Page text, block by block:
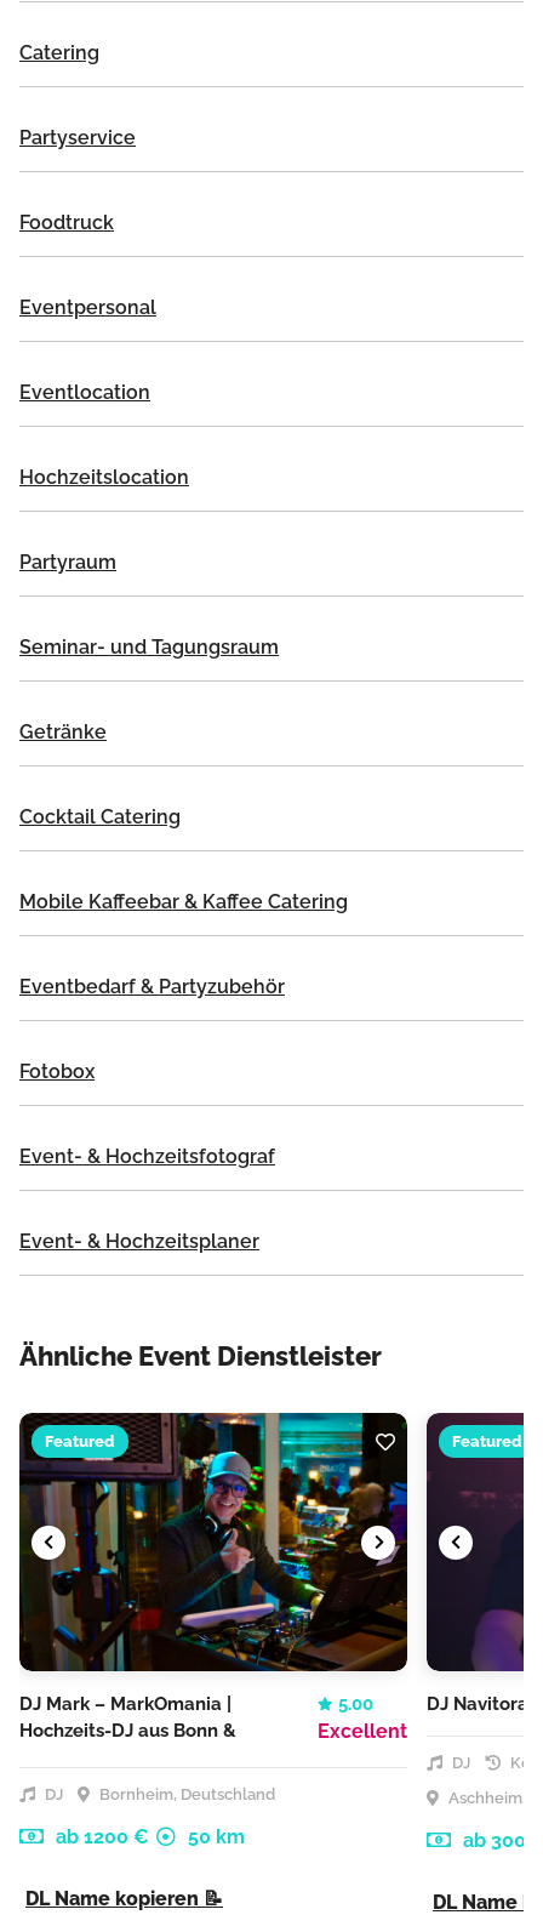
Catering
Partyservice
Foodtruck
Eventpersonal
Eventlocation
Hochzeitslocation
Partyraum
Seminar- und Tagungsraum
Getränke
Cocktail Catering
Mobile Kaffeebar & Kaffee Catering
Eventbedarf & Partyzubehör
Fotobox
Event- & Hochzeitsfotograf
Event- & Hochzeitsplaner
Ähnliche Event Dienstleister
Featured
DJ Mark – MarkOmania |
Hochzeits-DJ aus Bonn &
5.00
Excellent
DJ Bornheim, Deutschland
ab 1200 € 50 km
DL Name kopieren 📝
Featured
DJ Navitora
DJ
Aschheim,
ab 300
DL Name